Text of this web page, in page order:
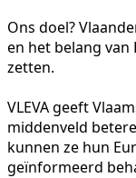
Ons doel?
en het belang
zetten.
VLEVA geeft
middenveld
kunnen ze hun
geïnformeerd